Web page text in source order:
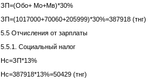
ЗП=(Обо+ Мо+Мв)*30%
ЗП=(1017000+70060+205999)*30%=387918 (тнг)
5.5 Отчисления от зарплаты
5.5.1. Социальный налог
Нс=ЗП*13%
Нс=387918*13%=50429 (тнг)